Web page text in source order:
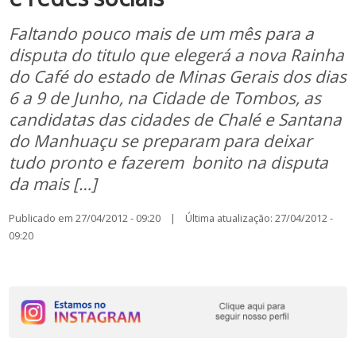
Faltando pouco mais de um mês para a
disputa do titulo que elegerá a nova Rainha
do Café do estado de Minas Gerais dos dias
6 a 9 de Junho, na Cidade de Tombos, as
candidatas das cidades de Chalé e Santana
do Manhuaçu se preparam para deixar
tudo pronto e fazerem bonito na disputa
da mais […]
Publicado em 27/04/2012 - 09:20 | Última atualização: 27/04/2012 -
09:20